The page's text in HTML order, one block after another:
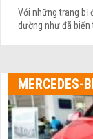
Với những trang bị
dường như đã biến
MERCEDES-